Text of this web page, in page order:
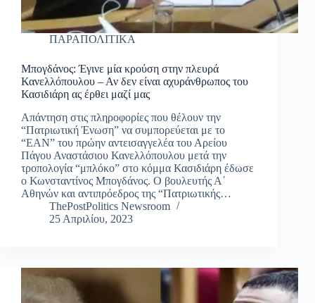
ΠΑΡΑΠΟΛΙΤΙΚΑ
Μπογδάνος: Έγινε μία κρούση στην πλευρά
Κανελλόπουλου – Αν δεν είναι αχυράνθρωπος του
Κασιδιάρη ας έρθει μαζί μας
Απάντηση στις πληροφορίες που θέλουν την
“Πατριωτική Ένωση” να συμπορεύεται με το
“ΕΑΝ” του πρώην αντεισαγγελέα του Αρείου
Πάγου Αναστάσιου Κανελλόπουλου μετά την
τροπολογία “μπλόκο” στο κόμμα Κασιδιάρη έδωσε
ο Κωνσταντίνος Μπογδάνος. Ο βουλευτής Α΄
Αθηνών και αντιπρόεδρος της “Πατριωτικής…
ThePostPolitics Newsroom
25 Απριλίου, 2023